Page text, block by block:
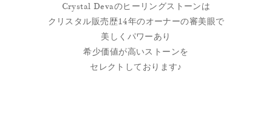
Crystal Devaのヒーリングストーンは
クリスタル販売歴14年のオーナーの審美眼で
美しくパワーあり
希少価値が高いストーンを
セレクトしております♪